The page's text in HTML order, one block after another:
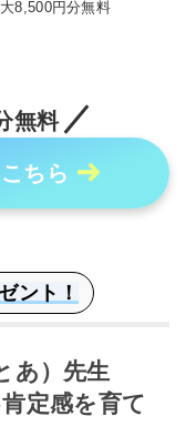
8,500円分無料
無料
ちら
ント！
あ）先生
定感を育て